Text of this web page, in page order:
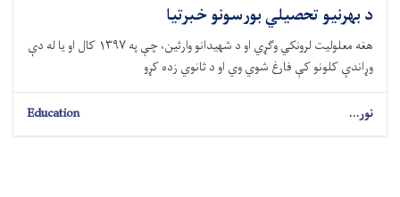
د بهرنیو تحصیلي بورسونو خبرتیا
هغه معلولیت لرونکي وګړي او د شهیدانو وارثین، چې په ۱۳۹۷ کال او یا له دې
وړاندې کلونو کې فارغ شوي وي او د ثانوي زده کړو
نور... Education